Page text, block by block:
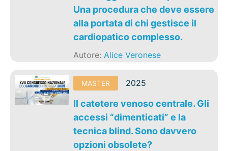
Una procedura che deve essere
alla portata di chi gestisce il
cardiopatico complesso.
Autore:Alice Veronese
MASTER 2025
Il catetere venoso centrale. Gli
accessi “dimenticati” e la
tecnica blind. Sono davvero
opzioni obsolete?